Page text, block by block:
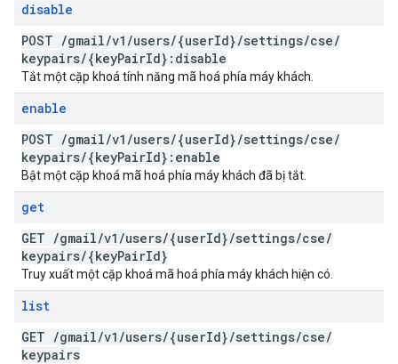
disable
POST /gmail/v1 /users/{userId}/settings/cse/
keypairs/{keyPairId}:disable
Tắt một cặp khoá tính năng mã hoá phía máy khách.
enable
POST /gmail/v1 /users/{userId}/settings/cse/
keypairs/{keyPairId}:enable
Bật một cặp khoá mã hoá phía máy khách đã bị tắt.
get
GET /gmail/v1 /users/{userId}/settings/cse/
keypairs/{keyPairId}
Truy xuất một cặp khoá mã hoá phía máy khách hiện có.
list
GET /gmail/v1 /users/{userId}/settings/cse/
keypairs